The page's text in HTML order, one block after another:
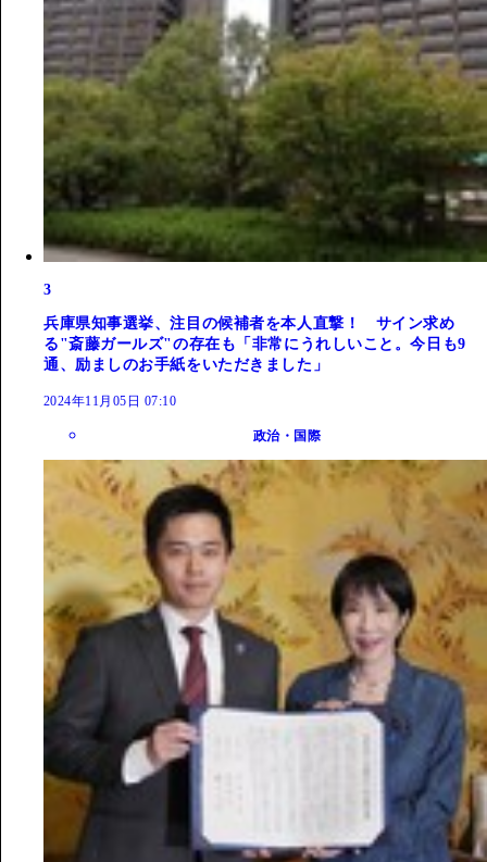
3
兵庫県知事選挙、注目の候補者を本人直撃！ サイン求め
る"斎藤ガールズ"の存在も「非常にうれしいこと。今日も9
通、励ましのお手紙をいただきました」
2024年11月05日 07:10
政治・国際